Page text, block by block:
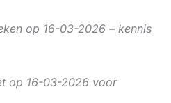
op 16-03-2026 – kennis
op 16-03-2026 voor